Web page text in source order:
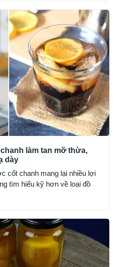
làm tan mỡ thừa,
dày
cốt chanh mang lại nhiều lợi
tìm hiểu kỹ hơn về loại đồ